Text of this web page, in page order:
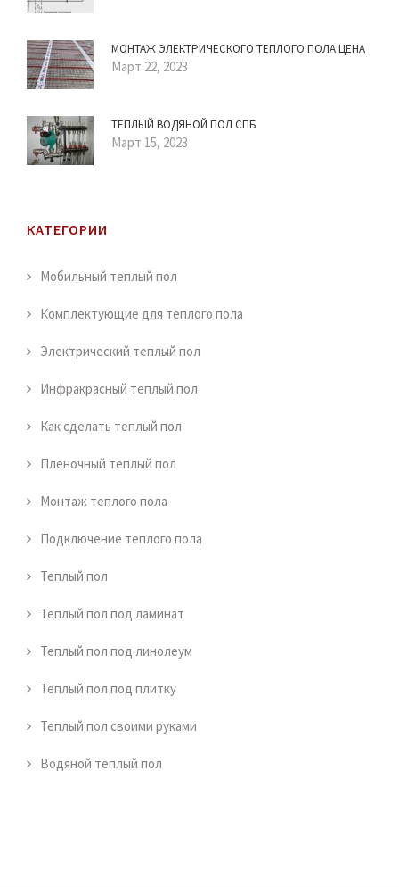
МОНТАЖ ЭЛЕКТРИЧЕСКОГО ТЕПЛОГО ПОЛА ЦЕНА
Март 22, 2023
ТЕПЛЫЙ ВОДЯНОЙ ПОЛ СПБ
Март 15, 2023
КАТЕГОРИИ
Мобильный теплый пол
Комплектующие для теплого пола
Электрический теплый пол
Инфракрасный теплый пол
Как сделать теплый пол
Пленочный теплый пол
Монтаж теплого пола
Подключение теплого пола
Теплый пол
Теплый пол под ламинат
Теплый пол под линолеум
Теплый пол под плитку
Теплый пол своими руками
Водяной теплый пол